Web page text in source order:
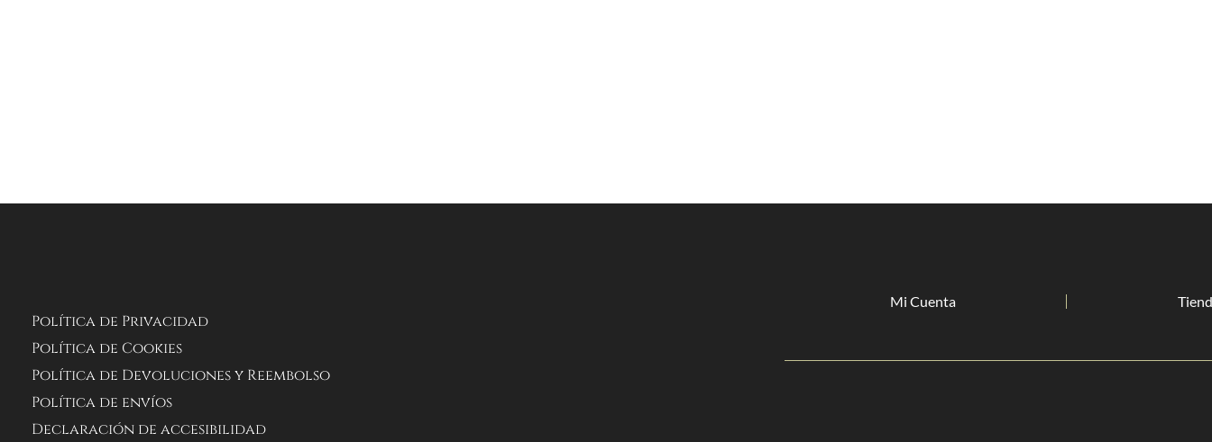
Política de Privacidad
Política de Cookies
Política de Devoluciones y Reembolso
Política de envíos
Declaración de accesibilidad
Mi Cuenta